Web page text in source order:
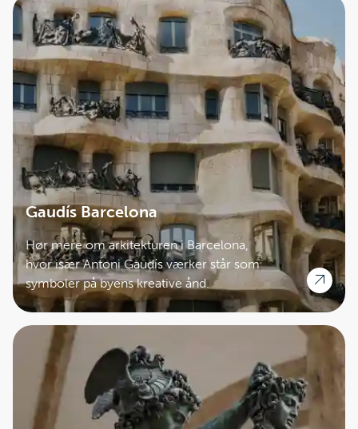
Gaudís Barcelona
Hør mere om arkitekturen i Barcelona,
hvor især Antoni Gaudís værker står som
symboler på byens kreative ånd.